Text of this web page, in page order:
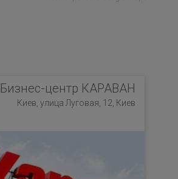
Бизнес-центр КАРАВАН
Киев, улица Луговая, 12, Киев